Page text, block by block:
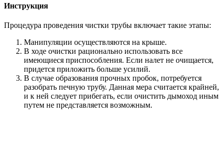
Инструкция
Процедура проведения чистки трубы включает такие этапы:
Манипуляции осуществляются на крыше.
В ходе очистки рационально использовать все
имеющиеся приспособления. Если налет не очищается,
придется приложить больше усилий.
В случае образования прочных пробок, потребуется
разобрать печную трубу. Данная мера считается крайней,
и к ней следует прибегать, если очистить дымоход иным
путем не представляется возможным.